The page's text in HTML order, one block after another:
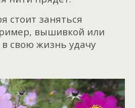
стоит заняться
вышивкой или
свою жизнь удачу